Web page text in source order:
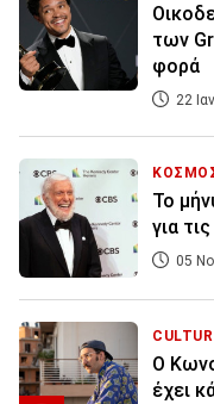
των
φορά
22
Το
για
05
Ο
έχει